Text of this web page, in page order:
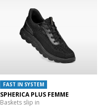
FAST IN SYSTEM
SPHERICA PLUS FEMME
Baskets slip in